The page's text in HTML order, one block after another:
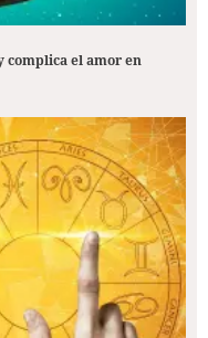
complica el amor en